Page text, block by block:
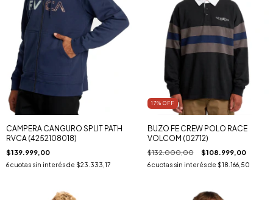
CAMPERA CANGURO SPLIT PATH
RVCA (4252108018)
$139.999,00
6cuotas sin interés de $23.333,17
17% OFF
BUZO FE CREW POLO RACE
VOLCOM (02712)
$132.000,00 $108.999,00
6 cuotas sin interés de $18.166,50